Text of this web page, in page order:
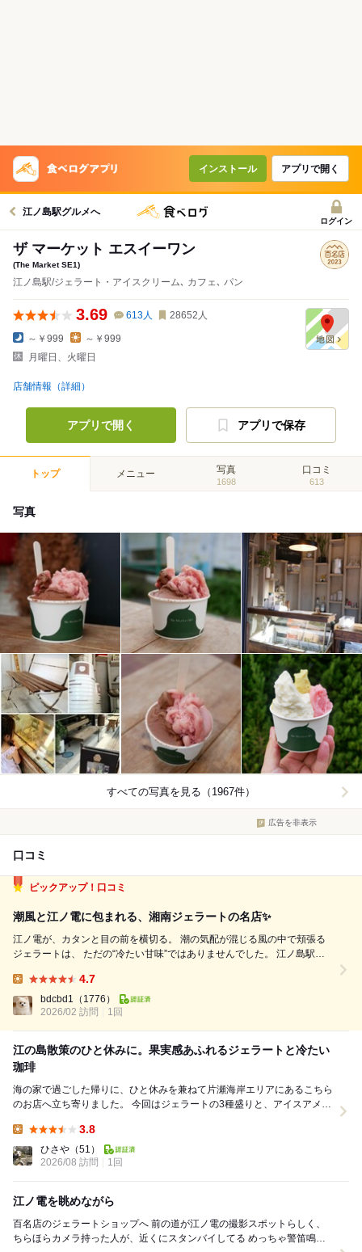
インストール アプリで開く
江ノ島駅グルメへ
ログイン
ザ マーケット エスイーワン
(The Market SE1)
江ノ島駅/ジェラート・アイスクリーム､ カフェ､ パン
3.69 613人 28652 人
～￥999
～￥999
月曜日、火曜日
店舗情報（詳細）
アプリで開く アプリで保存
トップ メニュー 写真
1698
口コミ
613
写真
すべての写真を見る（1967件）
広告を非表示
口コミ
ピックアップ！口コミ
潮風と江ノ電に包まれる、湘南ジェラートの名店✨
江ノ電が、カタンと目の前を横切る。 潮の気配が混じる風の中で頬張る
ジェラートは、 ただの“冷たい甘味”ではありませんでした。 江ノ島駅す
ンドン帰りの元F1チーム専属シェフが手がける、湘南の小さなジェラテ
リアです...
4.7
bdcbd1 （1776）
2026/02 訪問
1回
江の島散策のひと休みに。果実感あふれるジェラートと冷たい
珈琲
海の家で過ごした帰りに、ひと休みを兼ねて片瀬海岸エリアにあるこちら
のお店へ立ち寄りました。 今回はジェラートの3種盛りと、アイスアメリ
3.8
ひさや （51）
2026/08 訪問
1回
江ノ電を眺めながら
百名店のジェラートショップへ 前の道が江ノ電の撮影スポットらしく、
ちらほらカメラ持った人が、近くにスタンバイしてる めっちゃ警笛鳴ら